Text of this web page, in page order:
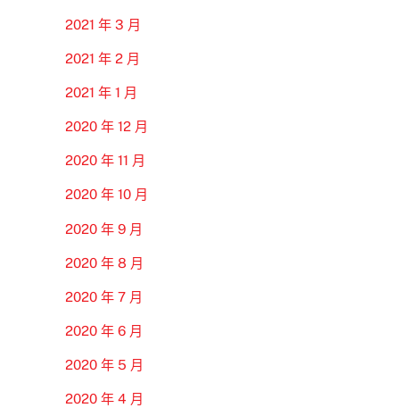
2021 年 3 月
2021 年 2 月
2021 年 1 月
2020 年 12 月
2020 年 11 月
2020 年 10 月
2020 年 9 月
2020 年 8 月
2020 年 7 月
2020 年 6 月
2020 年 5 月
2020 年 4 月